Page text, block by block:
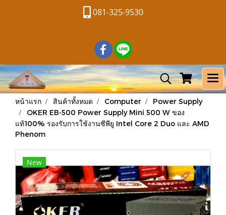
081-325-9530
หน้าแรก สินค้าทั้งหมด Computer
Power Supply
OKER EB-500 Power Supply Mini 500 W ของ
แท้100% รองรับการใช้งานซีพียู Intel Core 2 Duo และ AMD
Phenom
New